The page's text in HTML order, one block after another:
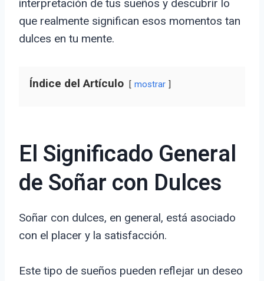
interpretación de tus sueños y descubrir lo
que realmente significan esos momentos tan
dulces en tu mente.
Índice del Artículo mostrar
El Significado General
de Soñar con Dulces
Soñar con dulces, en general, está asociado
con el placer y la satisfacción.
Este tipo de sueños pueden reflejar un deseo